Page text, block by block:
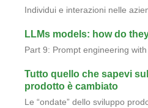
Individui e interazioni nelle
LLMs models: how do
Part 9: Prompt engineering
Tutto quello che sapevi
prodotto è cambiato
Le “ondate” dello sviluppo